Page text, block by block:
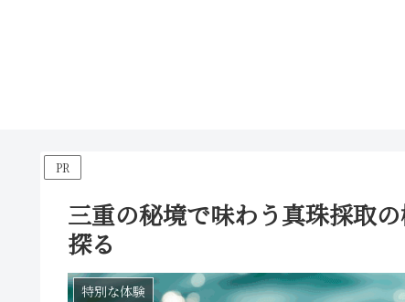
PR
三重の秘境で味わう真珠採取
探る
特別な体験